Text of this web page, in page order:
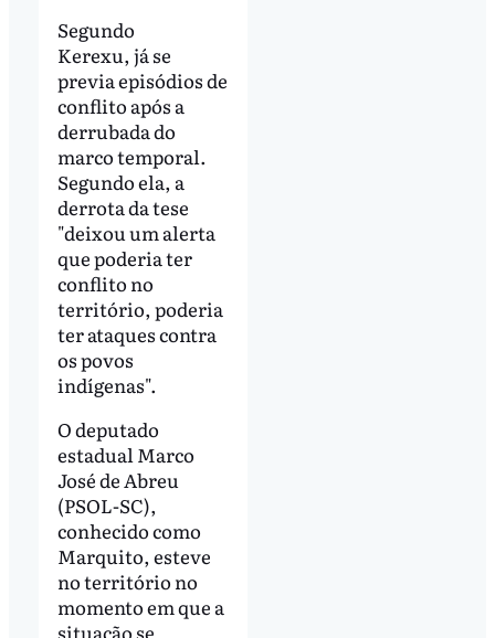
Segundo
Kerexu, já se
previa episódios de
conflito após a
derrubada do
marco temporal.
Segundo ela, a
derrota da tese
"deixou um alerta
que poderia ter
conflito no
território, poderia
ter ataques contra
os povos
indígenas".
O deputado
estadual Marco
José de Abreu
(PSOL-SC),
conhecido como
Marquito, esteve
no território no
momento em que a
situação se